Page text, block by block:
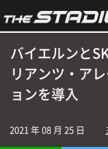
バイエルンと
リアンツ・ア
ョンを導入
2021 年 08 月 25 日